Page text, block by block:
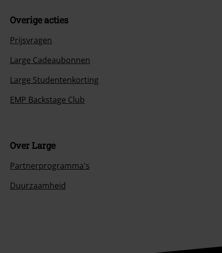
Overige acties
Prijsvragen
Large Cadeaubonnen
Large Studentenkorting
EMP Backstage Club
Over Large
Partnerprogramma's
Duurzaamheid